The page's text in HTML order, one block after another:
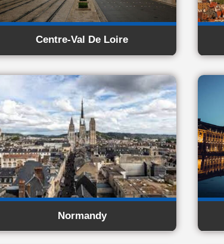
Centre-Val De Loire
Normandy